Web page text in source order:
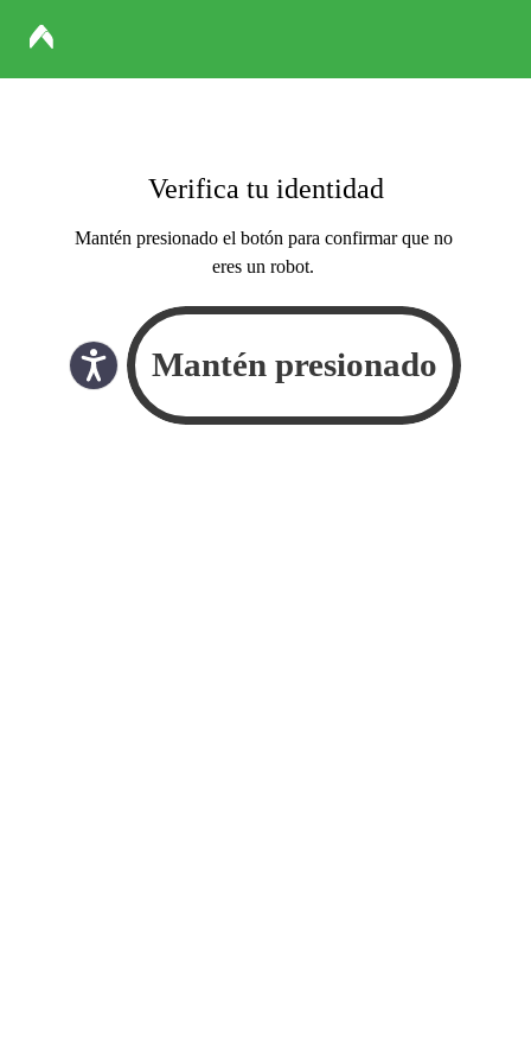
Verifica tu identidad
Mantén presionado el botón para confirmar que no
eres un robot.